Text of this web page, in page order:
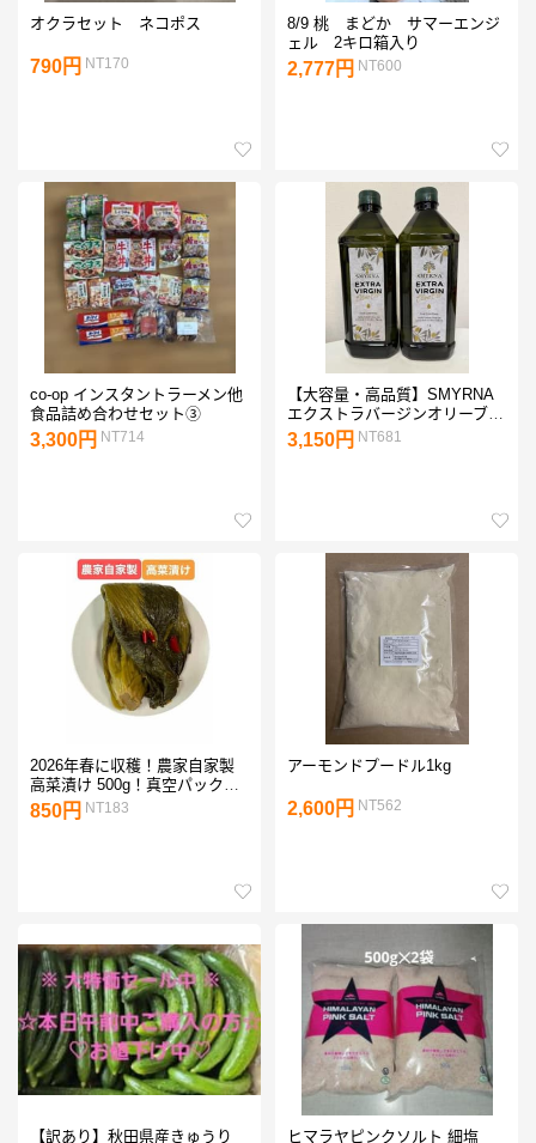
オクラセット ネコポス
790円 NT170
8/9 桃 まどか サマーエンジ
ェル 2キロ箱入り
2,777円 NT600
co-op インスタントラーメン他
食品詰め合わせセット③
3,300円 NT714
【大容量・高品質】SMYRNA
エクストラバージンオリーブオ
イル1L 2本セット
3,150円 NT681
2026年春に収穫！農家自家製
高菜漬け 500g！真空パックで
お届けします！
850円 NT183
アーモンドプードル1kg
2,600円 NT562
【訳あり】秋田県産きゅうり ヒマラヤピンクソルト 細塩